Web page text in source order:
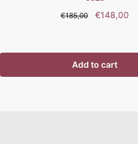
€185,00 €148,00
Add to cart